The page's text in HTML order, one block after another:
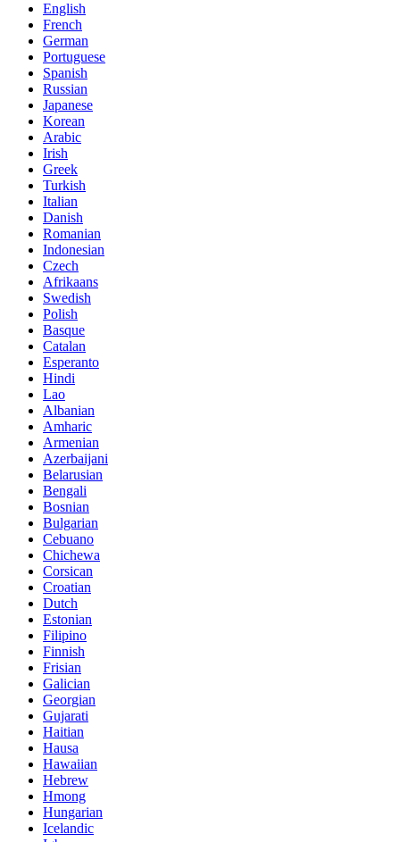
English
French
German
Portuguese
Spanish
Russian
Japanese
Korean
Arabic
Irish
Greek
Turkish
Italian
Danish
Romanian
Indonesian
Czech
Afrikaans
Swedish
Polish
Basque
Catalan
Esperanto
Hindi
Lao
Albanian
Amharic
Armenian
Azerbaijani
Belarusian
Bengali
Bosnian
Bulgarian
Cebuano
Chichewa
Corsican
Croatian
Dutch
Estonian
Filipino
Finnish
Frisian
Galician
Georgian
Gujarati
Haitian
Hausa
Hawaiian
Hebrew
Hmong
Hungarian
Icelandic